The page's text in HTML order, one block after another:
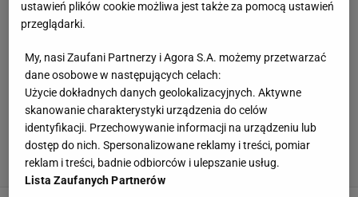
ustawień plików cookie możliwa jest także za pomocą ustawień
przeglądarki.
My, nasi Zaufani Partnerzy i Agora S.A. możemy przetwarzać
dane osobowe w następujących celach:
Użycie dokładnych danych geolokalizacyjnych. Aktywne
skanowanie charakterystyki urządzenia do celów
identyfikacji. Przechowywanie informacji na urządzeniu lub
dostęp do nich. Spersonalizowane reklamy i treści, pomiar
reklam i treści, badnie odbiorców i ulepszanie usług.
Lista Zaufanych Partnerów